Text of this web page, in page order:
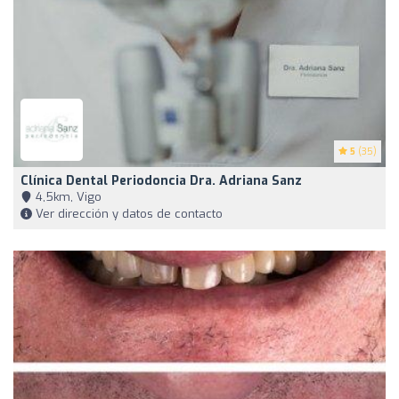
5 (35)
Clínica Dental Periodoncia Dra. Adriana Sanz
4,5km, Vigo
Ver dirección y datos de contacto